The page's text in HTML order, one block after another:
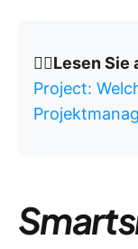
👉🏽Lesen
Project: